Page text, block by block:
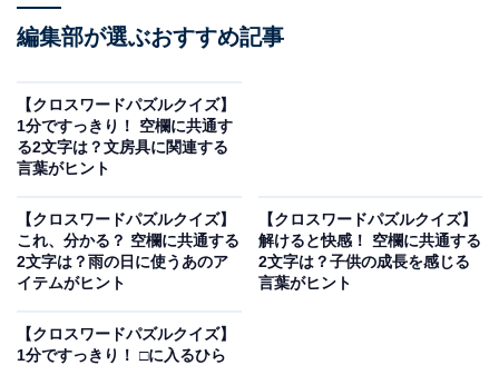
・ま □ り（縦の言葉）
あわせて読みたい
わる言葉がヒント
編集部が選ぶおすすめ記事
【クロスワードパズルクイズ】
1分ですっきり！ 空欄に共通す
る2文字は？文房具に関連する
言葉がヒント
【クロスワードパズルクイズ】
これ、分かる？ 空欄に共通する
2文字は？雨の日に使うあのア
イテムがヒント
【クロスワードパズルクイズ】
解けると快感！ 空欄に共通する
2文字は？子供の成長を感じる
言葉がヒント
【クロスワードパズルクイズ】
1分ですっきり！ □に入るひら